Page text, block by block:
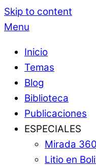
Skip to content
Menu
Inicio
Temas
Blog
Biblioteca
Publicaciones
ESPECIALES
Mirada 360
Litio en